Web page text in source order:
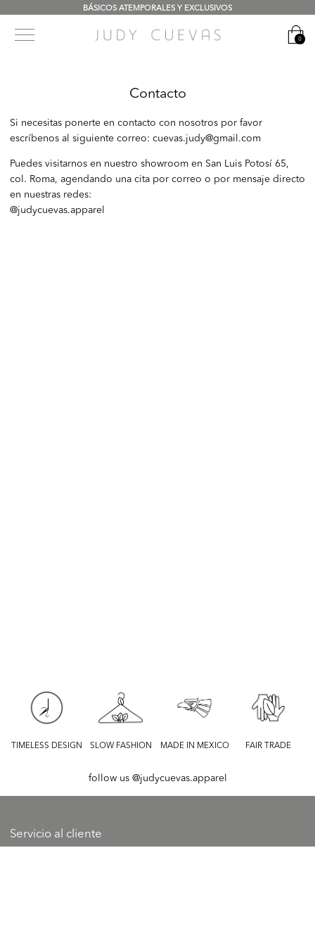
BÁSICOS ATEMPORALES Y EXCLUSIVOS
0
Contacto
Si necesitas ponerte en contacto con nosotros por favor
escríbenos al siguiente correo: cuevas.judy@gmail.com
Puedes visitarnos en nuestro showroom en San Luis Potosí 65,
col. Roma, agendando una cita por correo o por mensaje directo
en nuestras redes:
@judycuevas.apparel
TIMELESS DESIGN SLOW FASHION MADE IN MEXICO FAIR TRADE
follow us @judycuevas.apparel
Servicio al cliente